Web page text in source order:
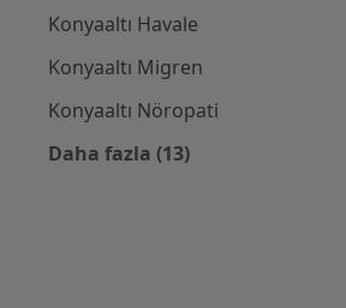
Konyaaltı Havale
Konyaaltı Migren
Konyaaltı Nöropati
Daha fazla (13)